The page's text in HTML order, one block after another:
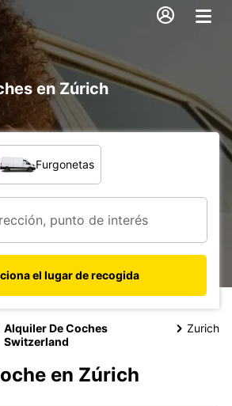
en Zúrich
Furgonetas
el lugar de recogida
Alquiler De Coches
Switzerland
Zurich
en Zúrich